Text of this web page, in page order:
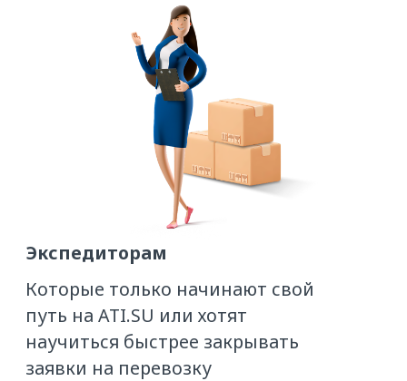
Чему вы научитесь
Регистрироваться или изменять
данные о фирме так, чтобы
перевозчики увидели самую
важную информацию о вас
Размещать заявку, так чтобы
получать больше откликов
Быстро собирать базу активных
направлению
Искать перевозчиков разными
способами и закрывать заявки
по новым или непопулярным
направлениям